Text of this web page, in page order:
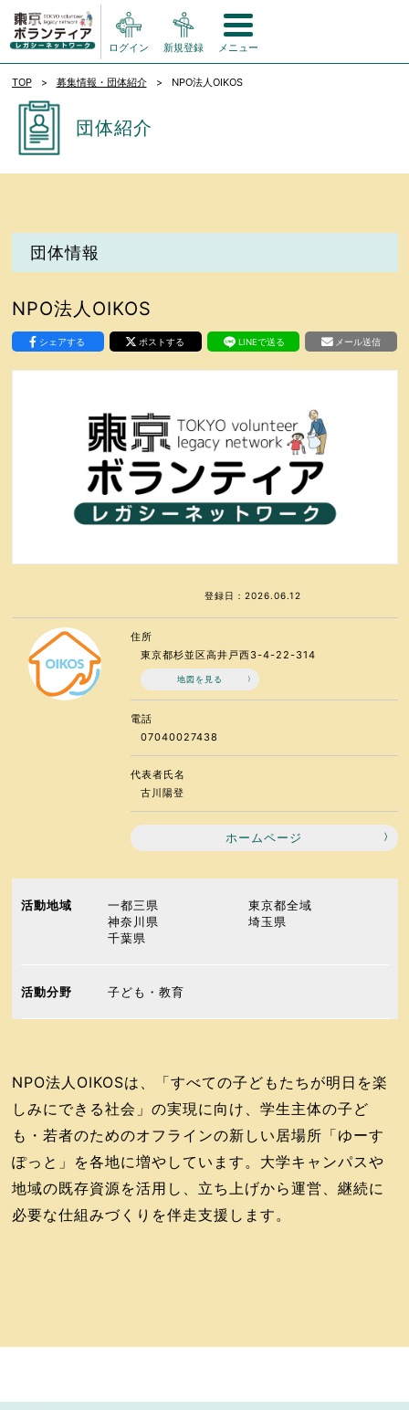
ログイン 新規登録 メニュー
TOP 募集情報・団体紹介 NPO法人OIKOS
団体紹介
団体情報
NPO法人OIKOS
シェアする ポストする LINEで送る メール送信
登録日：2026.06.12
住所
東京都杉並区高井戸西3-4-22-314
地図を見る
電話
07040027438
代表者氏名
古川陽登
ホームページ
活動地域 一都三県
東京都全域
神奈川県
埼玉県
千葉県
活動分野 子ども・教育
NPO法人OIKOSは、「すべての子どもたちが明日を楽
しみにできる社会」の実現に向け、学生主体の子ど
も・若者のためのオフラインの新しい居場所「ゆーす
ぽっと」を各地に増やしています。大学キャンパスや
地域の既存資源を活用し、立ち上げから運営、継続に
必要な仕組みづくりを伴走支援します。